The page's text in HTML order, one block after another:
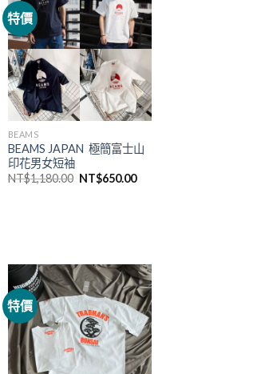
特價
BEAMS
BEAMS JAPAN 極簡富士山
印花男女短袖
NT$1,180.00 NT$650.00
特價